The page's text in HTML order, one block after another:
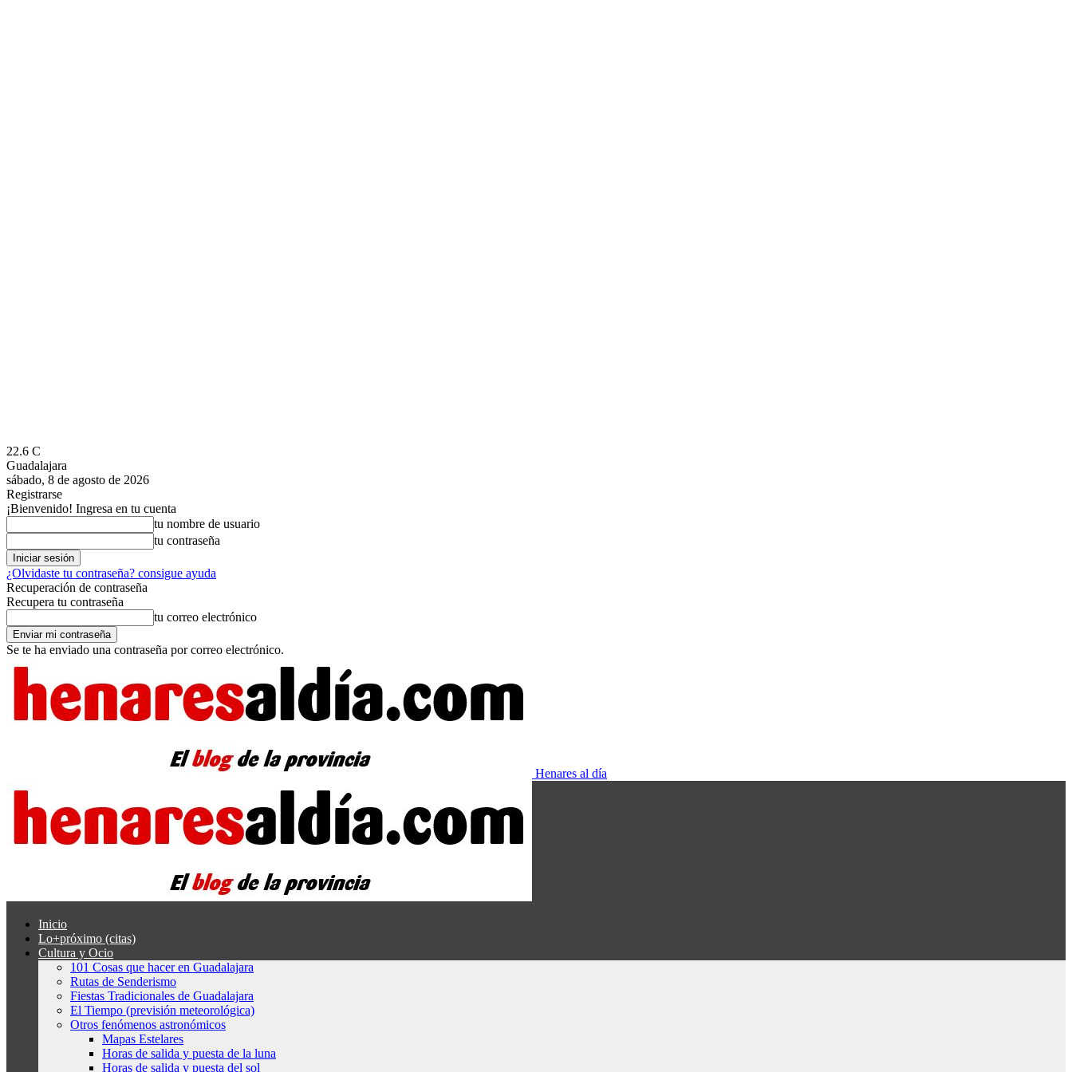
22.6 C
Guadalajara
sábado, 8 de agosto de 2026
Registrarse
¡Bienvenido! Ingresa en tu cuenta
tu nombre de usuario
tu contraseña
¿Olvidaste tu contraseña? consigue ayuda
Recuperación de contraseña
Recupera tu contraseña
tu correo electrónico
Se te ha enviado una contraseña por correo electrónico.
Henares al día
Inicio
Lo+próximo (citas)
Cultura y Ocio
101 Cosas que hacer en Guadalajara
Rutas de Senderismo
Fiestas Tradicionales de Guadalajara
El Tiempo (previsión meteorológica)
Otros fenómenos astronómicos
Mapas Estelares
Horas de salida y puesta de la luna
Horas de salida y puesta del sol